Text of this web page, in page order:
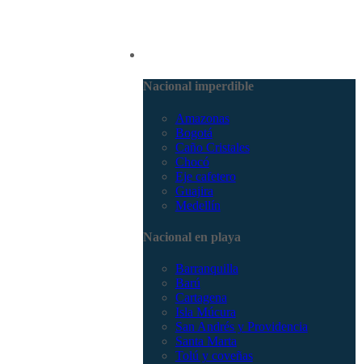
Nacional imperdible
Amazonas
Bogotá
Caño Cristales
Chocó
Eje cafetero
Guajira
Medellín
Nacional en playa
Barranquilla
Barú
Cartagena
Isla Múcura
San Andrés y Providencia
Santa Marta
Tolú y coveñas